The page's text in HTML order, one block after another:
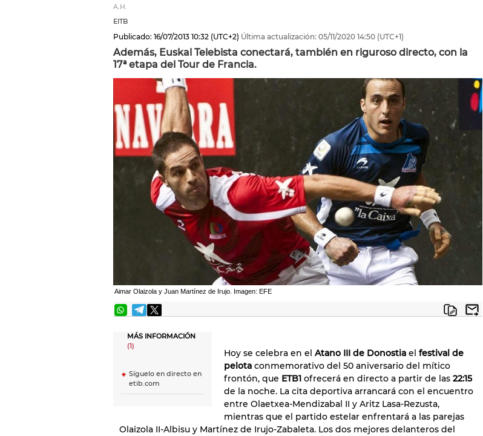
A.H.
EITB
Publicado: 16/07/2013 10:32 (UTC+2) Última actualización: 05/11/2020 14:50 (UTC+1)
Además, Euskal Telebista conectará, también en riguroso directo, con la
17ª etapa del Tour de Francia.
Aimar Olaizola y Juan Martínez de Irujo. Imagen: EFE
MÁS INFORMACIÓN
(1)
Síguelo en directo en
etib.com
Hoy se celebra en el Atano III de Donostia el festival de
pelota conmemorativo del 50 aniversario del mítico
frontón, que ETB1 ofrecerá en directo a partir de las 22:15
de la noche. La cita deportiva arrancará con el encuentro
entre Olaetxea-Mendizabal II y Aritz Lasa-Rezusta,
mientras que el partido estelar enfrentará a las parejas
Olaizola II-Albisu y Martínez de Irujo-Zabaleta. Los dos mejores delanteros del